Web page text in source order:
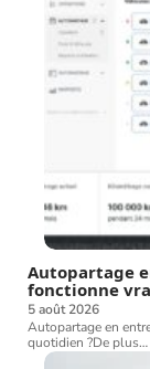
Autopartage
fonctionne
5 août 2026
Autopartage en
quotidien ?De plus…